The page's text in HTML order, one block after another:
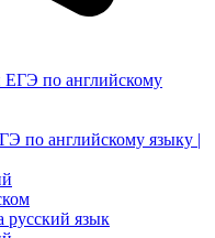
по английскому языку |
русский язык